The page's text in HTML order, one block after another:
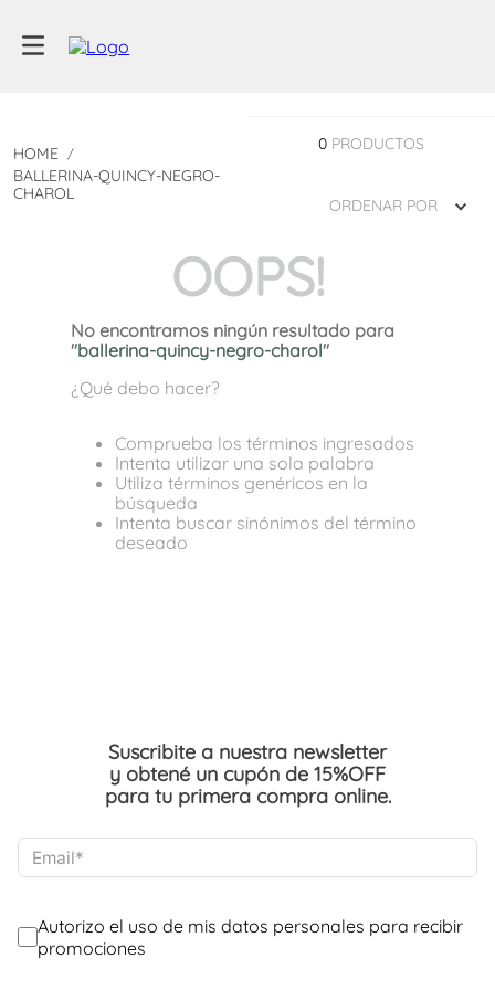
BALLERINA-QUINCY-NEGRO-
CHAROL
0 PRODUCTOS
ORDENAR POR
OOPS!
No encontramos ningún resultado para
"ballerina-quincy-negro-charol"
¿Qué debo hacer?
Comprueba los términos ingresados
Intenta utilizar una sola palabra
Utiliza términos genéricos en la
búsqueda
Intenta buscar sinónimos del término
deseado
Suscribite a nuestra newsletter
y obtené un cupón de 15%OFF
para tu primera compra online.